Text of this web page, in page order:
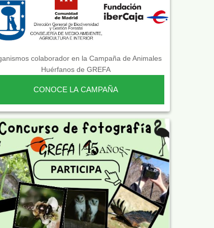
colaborador en la Campaña de Animales
Huérfanos de GREFA
CONOCE LA CAMPAÑA